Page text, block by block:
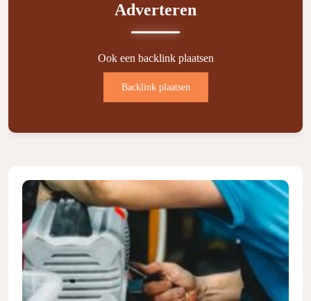
Adverteren
Ook een backlink plaatsen
Backlink plaatsen